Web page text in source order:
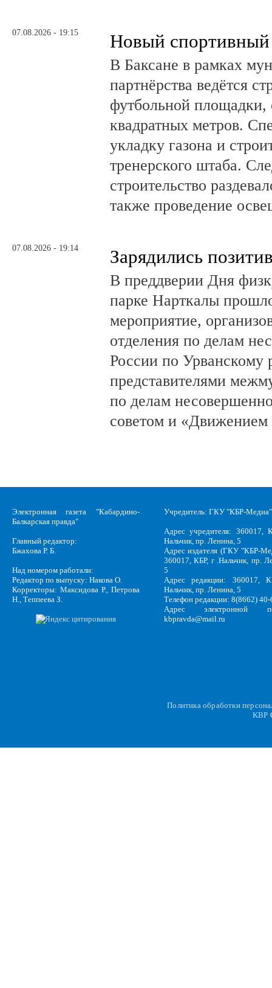
07.08.2026 - 19:15 Новый спортивный
В Баксане в рамках
партнёрства ведётся
футбольной
квадратных метров.
укладку газона и
тренерского штаба.
строительство
также проведение
07.08.2026 - 19:14 Зарядились
В преддверии Дня
парке Нарткалы
мероприятие,
отделения по делам
России по Урванскому
представителями
по делам
советом и
Электронная газета "Кабардино-
Балкарская правда"
Главный редактор:
Бжахова Р. Б.
Над номером работали:
Редактор по выпуску: Накова О.
Корректоры: Максидова Р., Петрова
Н., Теппеева З.
Учредитель: ГКУ "КБР-Медиа"
Адрес учредителя: 360017,
Нальчик, пр. Ленина, 5
Адрес издателя (ГКУ "КБР-
360017, КБР, г .Нальчик, пр.
5
Адрес редакции: 360017,
Нальчик, пр. Ленина, 5
Телефон редакции: 8(8662)
Адрес электронной
kbpravda@mail.ru
Политика обработки
KBP